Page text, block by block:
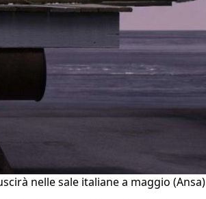
nelle sale italiane a maggio (Ansa)